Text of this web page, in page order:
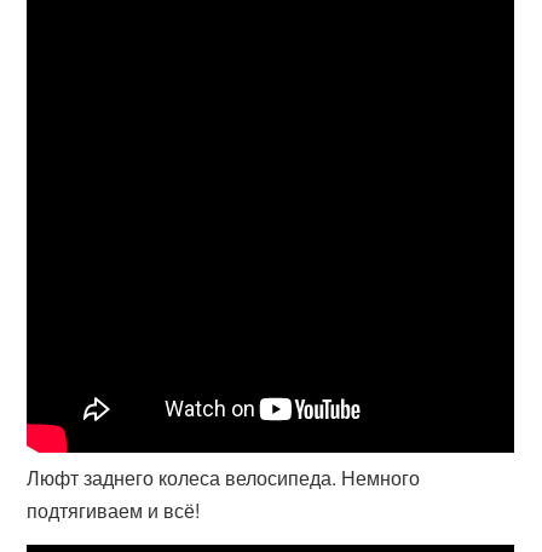
Люфт заднего колеса велосипеда. Немного
подтягиваем и всё!